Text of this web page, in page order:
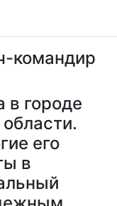
командир
в городе
его
в